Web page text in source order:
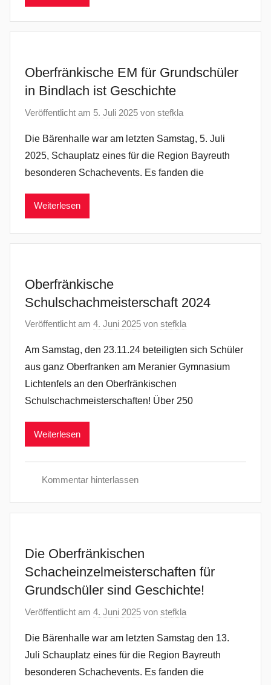
Oberfränkische EM für Grundschüler
in Bindlach ist Geschichte
Veröffentlicht am 5. Juli 2025 von stefkla
Die Bärenhalle war am letzten Samstag, 5. Juli
2025, Schauplatz eines für die Region Bayreuth
besonderen Schachevents. Es fanden die
Weiterlesen
Oberfränkische
Schulschachmeisterschaft 2024
Veröffentlicht am 4. Juni 2025 von stefkla
Am Samstag, den 23.11.24 beteiligten sich Schüler
aus ganz Oberfranken am Meranier Gymnasium
Lichtenfels an den Oberfränkischen
Schulschachmeisterschaften! Über 250
Weiterlesen
e
c
h
t
Kommentar hinterlassen
Die Oberfränkischen
Schacheinzelmeisterschaften für
Grundschüler sind Geschichte!
Veröffentlicht am 4. Juni 2025 von stefkla
Die Bärenhalle war am letzten Samstag den 13.
Juli Schauplatz eines für die Region Bayreuth
besonderen Schachevents. Es fanden die